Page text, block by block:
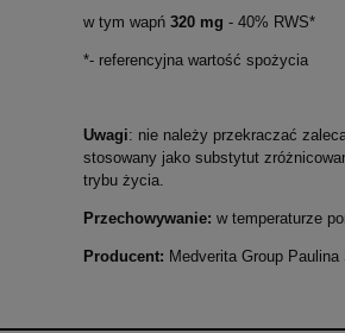
w tym wapń 320 mg - 40% RWS*
*- referencyjna wartość spożycia
Uwagi: nie należy przekraczać
stosowany jako substytut
trybu życia.
Przechowywanie: w temperaturze
Producent: Medverita Group